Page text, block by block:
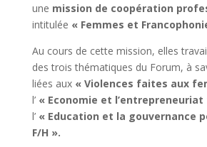
une mission de coopération
intitulée « Femmes et
Au cours de cette mission, elles
des trois thématiques du Forum, à
liées aux « Violences faites aux
l’ « Economie et
l’ « Education et la gouvernance
F/H ».